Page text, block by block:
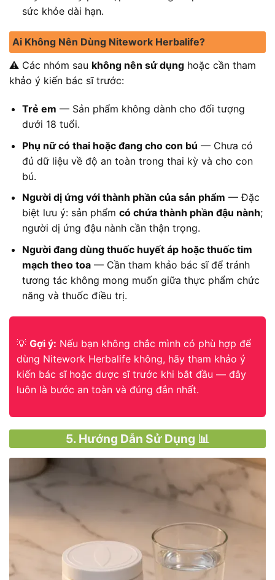
sức khỏe dài hạn.
Ai Không Nên Dùng Nitework Herbalife?
⚠️ Các nhóm sau không nên sử dụng hoặc cần tham
khảo ý kiến bác sĩ trước:
Trẻ em — Sản phẩm không dành cho đối tượng
dưới 18 tuổi.
Phụ nữ có thai hoặc đang cho con bú — Chưa có
đủ dữ liệu về độ an toàn trong thai kỳ và cho con
bú.
Người dị ứng với thành phần của sản phẩm — Đặc
biệt lưu ý: sản phẩm có chứa thành phần đậu nành;
người dị ứng đậu nành cần thận trọng.
Người đang dùng thuốc huyết áp hoặc thuốc tim
mạch theo toa— Cần tham khảo bác sĩ để tránh
tương tác không mong muốn giữa thực phẩm chức
năng và thuốc điều trị.
💡 Gợi ý: Nếu bạn không chắc mình có phù hợp để
dùng Nitework Herbalife không, hãy tham khảo ý
kiến bác sĩ hoặc dược sĩ trước khi bắt đầu — đây
luôn là bước an toàn và đúng đắn nhất.
5. Hướng Dẫn Sử Dụng 📊